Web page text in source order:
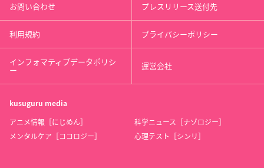
お問い合わせ プレスリリース送付先
利用規約 プライバシーポリシー
インフォマティブデータポリシ
ー 運営会社
kusuguru media
アニメ情報［にじめん］
科学ニュース［ナゾロジー］
メンタルケア［ココロジー］
心理テスト［シンリ］